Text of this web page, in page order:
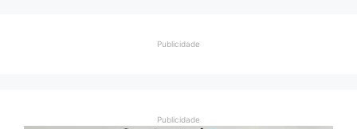
Publicidade
Publicidade